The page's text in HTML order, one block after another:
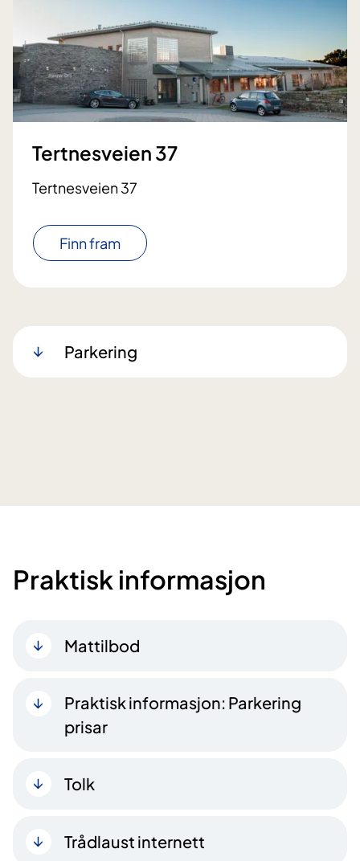
Tertnesveien 37
Tertnesveien 37
Finn fram
Parkering
Praktisk informasjon
Mattilbod
Praktisk informasjon: Parkering
prisar
Tolk
Trådlaust internett